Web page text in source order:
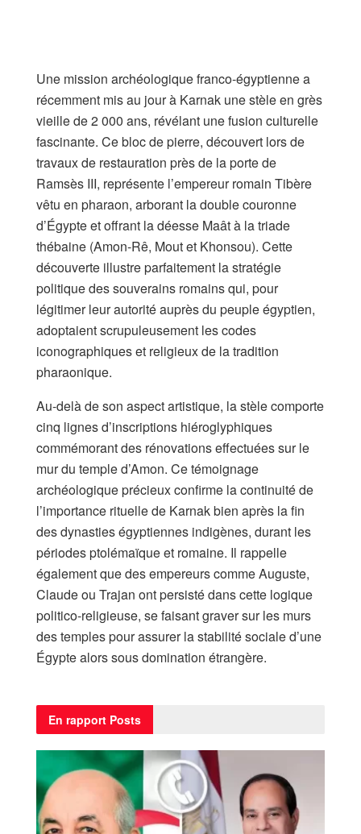
Une mission archéologique franco-égyptienne a
récemment mis au jour à Karnak une stèle en grès
vieille de 2 000 ans, révélant une fusion culturelle
fascinante. Ce bloc de pierre, découvert lors de
travaux de restauration près de la porte de
Ramsès III, représente l’empereur romain Tibère
vêtu en pharaon, arborant la double couronne
d’Égypte et offrant la déesse Maât à la triade
thébaine (Amon-Rê, Mout et Khonsou). Cette
découverte illustre parfaitement la stratégie
politique des souverains romains qui, pour
légitimer leur autorité auprès du peuple égyptien,
adoptaient scrupuleusement les codes
iconographiques et religieux de la tradition
pharaonique.
Au-delà de son aspect artistique, la stèle comporte
cinq lignes d’inscriptions hiéroglyphiques
commémorant des rénovations effectuées sur le
mur du temple d’Amon. Ce témoignage
archéologique précieux confirme la continuité de
l’importance rituelle de Karnak bien après la fin
des dynasties égyptiennes indigènes, durant les
périodes ptolémaïque et romaine. Il rappelle
également que des empereurs comme Auguste,
Claude ou Trajan ont persisté dans cette logique
politico-religieuse, se faisant graver sur les murs
des temples pour assurer la stabilité sociale d’une
Égypte alors sous domination étrangère.
En rapport Posts